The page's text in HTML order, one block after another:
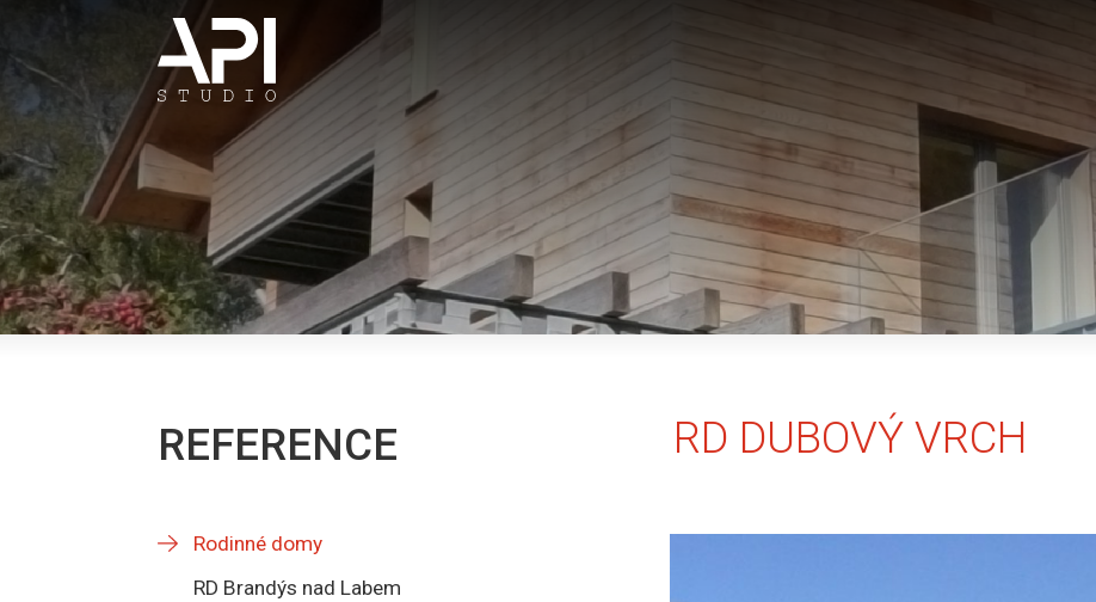
REFERENCE
Rodinné domy
RD Brandýs nad Labem
RD DUBOVÝ VRCH